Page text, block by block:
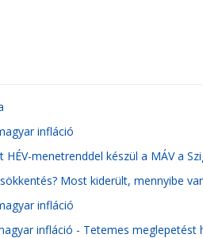
infláció
menetrenddel készül a MÁV a
Most kiderült, mennyibe
infláció
infláció - Tetemes meglepetést